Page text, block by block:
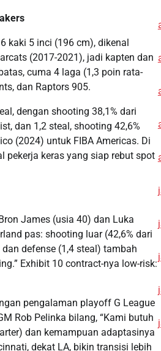
kaki 5 inci (196 cm), dikenal
(2017-2021), jadi kapten dan
cuma 4 laga (1,3 poin rata-
dan Raptors 905.
dengan shooting 38,1% dari
dan 1,2 steal, shooting 42,6%
(2024) untuk FIBA Americas. Di
pekerja keras yang siap rebut spot
James (usia 40) dan Luka
pas: shooting luar (42,6% dari
defense (1,4 steal) tambah
Exhibit 10 contract-nya low-risk:
pengalaman playoff G League
Rob Pelinka bilang, “Kami butuh
dan kemampuan adaptasinya
dekat LA, bikin transisi lebih